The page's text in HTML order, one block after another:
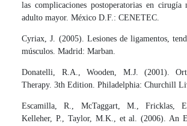
las complicaciones postoperatorias en cirugía
adulto mayor. México D.F.: CENETEC.
Cyriax, J. (2005). Lesiones de ligamentos,
músculos. Madrid: Marban.
Donatelli, R.A., Wooden, M.J. (2001).
Therapy. 3th Edition. Philadelphia: Churchill
Escamilla, R., McTaggart, M., Fricklas,
Kelleher, P., Taylor, M.K., et al. (2006). An